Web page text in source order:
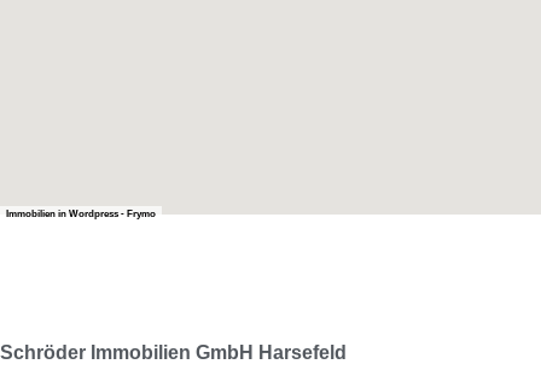
Immobilien in Wordpress - Frymo
Schröder Immobilien GmbH Harsefeld